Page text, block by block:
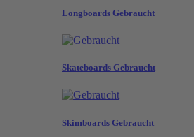
Longboards Gebraucht
Skateboards Gebraucht
Skimboards Gebraucht